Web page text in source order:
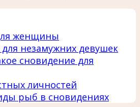
женщины
незамужних девушек
сновидение для
личностей
рыб в сновидениях